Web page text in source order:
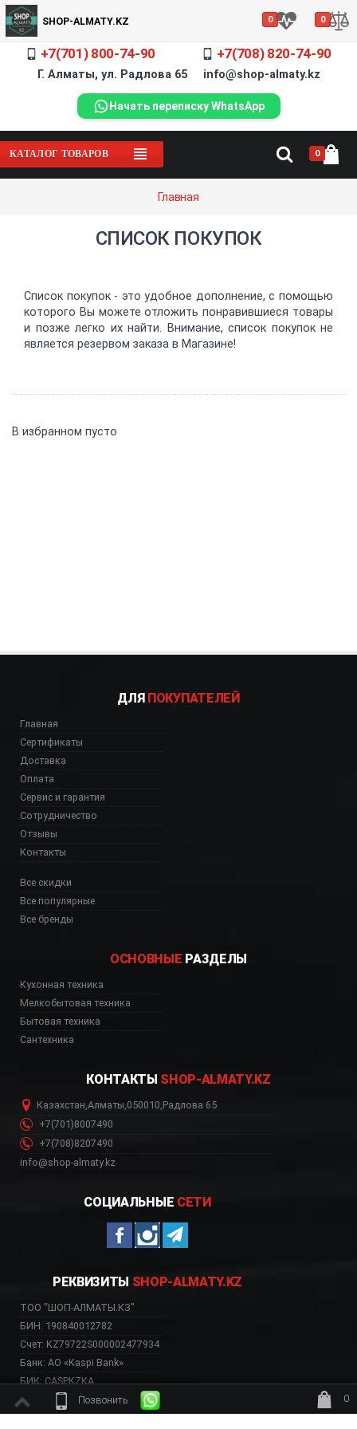
SHOP-ALMATY.KZ 0 0
+7(701) 800-74-90 +7(708) 820-74-90
Г. Алматы, ул. Радлова 65 info@shop-almaty.kz
Начать переписку WhatsApp
КАТАЛОГ ТОВАРОВ 0
Главная
Позвонить
0
ждёт заказ
СПИСОК ПОКУПОК
Список покупок - это удобное дополнение, с помощью
которого Вы можете отложить понравившиеся товары
и позже легко их найти. Внимание, список покупок не
является резервом заказа в Магазине!
В избранном пусто
ДЛЯ ПОКУПАТЕЛЕЙ
Главная
Сертификаты
Доставка
Оплата
Сервис и гарантия
Сотрудничество
Отзывы
Контакты
Все скидки
Все популярные
Все бренды
ОСНОВНЫЕ РАЗДЕЛЫ
Кухонная техника
Мелкобытовая техника
Бытовая техника
Сантехника
КОНТАКТЫ SHOP-ALMATY.KZ
Казахстан,Алматы,050010,Радлова 65
+7(701)8007490
+7(708)8207490
info@shop-almaty.kz
СОЦИАЛЬНЫЕ СЕТИ
РЕКВИЗИТЫ SHOP-ALMATY.KZ
ТОО "ШОП-АЛМАТЫ.КЗ"
БИН: 190840012782
Счет: KZ79722S000002477934
Банк: АО «Kaspi Bank»
БИК: CASPKZKA